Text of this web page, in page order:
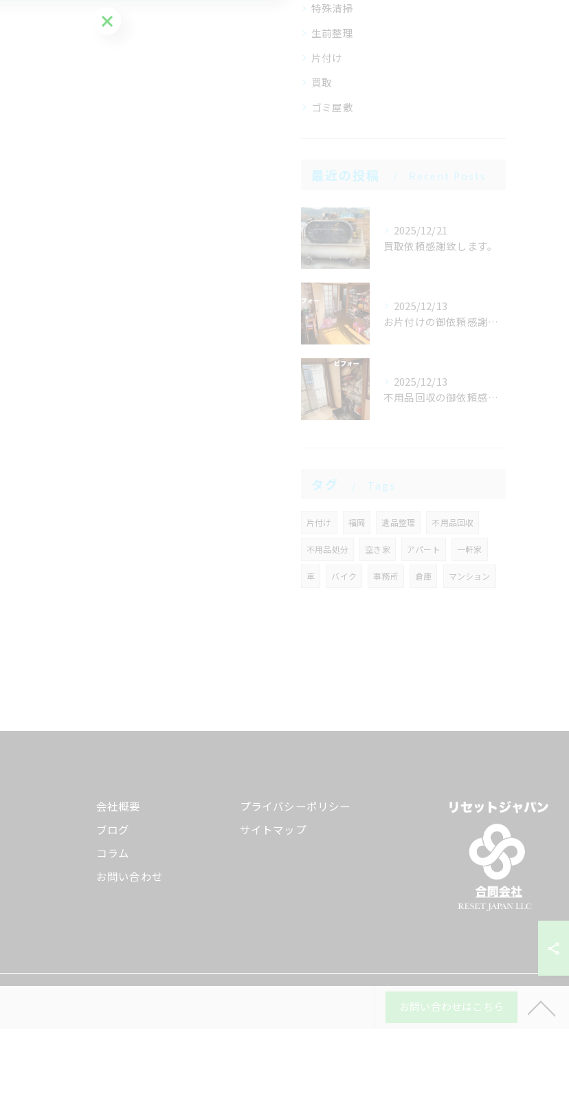
特殊清掃
生前整理
片付け
買取
ゴミ屋敷
最近の投稿 Recent Posts
2025/12/21
買取依頼感謝致します。
2025/12/13
お片付けの御依頼感謝致します。
2025/12/13
不用品回収の御依頼感謝致します。
タグ Tags
片付け 福岡 遺品整理 不用品回収
不用品処分 空き家 アパート 一軒家
車 バイク 事務所 倉庫 マンション
お問い合わせはこちら
会社概要
ブログ
コラム
お問い合わせ
プライバシーポリシー
サイトマップ
お気軽にご相談ください